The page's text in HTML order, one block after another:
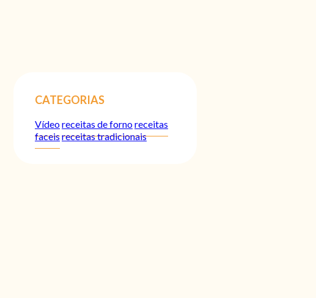
CATEGORIAS
Vídeoreceitas de fornoreceitas
faceisreceitas tradicionais